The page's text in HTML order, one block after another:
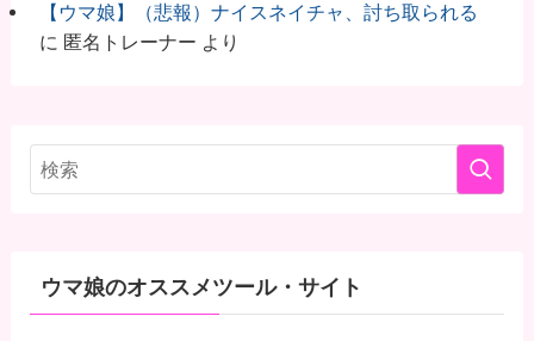
【ウマ娘】（悲報）ナイスネイチャ、討ち取られる
に 匿名トレーナー より
ウマ娘のオススメツール・サイト